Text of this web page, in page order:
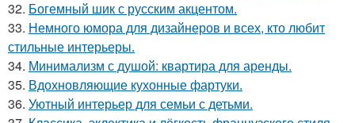
32. Богемный шик с русским акцентом.
33. Немного юмора для дизайнеров и всех, кто любит
стильные интерьеры.
34. Минимализм с душой: квартира для аренды.
35. Вдохновляющие кухонные фартуки.
36. Уютный интерьер для семьи с детьми.